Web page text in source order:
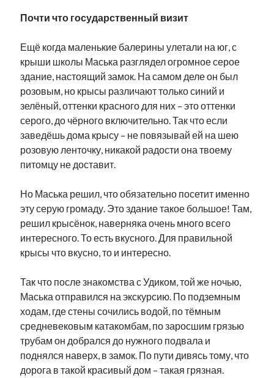
Образование
Фотографии
Экономика
Эстония и Россия
Юмор
Метки
radio narva
ансиппиада безработица видео война
в поисках здравого смысла выборы высказывание
евросоюз интервью история кабинетные истории
катри райк кая каллас книга маська
обучение эстонскому
парламент партия поводырь
подкаст потеряны данные пресса программа
рийгикогу россия русский роман
русскоязычное образование сми ссср стенограмма
т.х. ильвес танк фотоотчет экономика экономика эстонии
эстония эстонский язык
Почти что государственный визит
Ещё когда маленькие балерины улетали на юг, с
крыши школы Маська разглядел огромное серое
здание, настоящий замок. На самом деле он был
розовым, но крысы различают только синий и
зелёный, оттенки красного для них – это оттенки
серого, до чёрного включительно. Так что если
заведёшь дома крысу – не повязывай ей на шею
розовую ленточку, никакой радости она твоему
питомцу не доставит.
Но Маська решил, что обязательно посетит именно
эту серую громаду. Это здание такое большое! Там,
решил крысёнок, наверняка очень много всего
интересного. То есть вкусного. Для правильной
крысы что вкусно, то и интересно.
Так что после знакомства с Удиком, той же ночью,
Маська отправился на экскурсию. По подземным
ходам, где стены сочились водой, по тёмным
средневековым катакомбам, по заросшим грязью
трубам он добрался до нужного подвала и
поднялся наверх, в замок. По пути дивясь тому, что
дорога в такой красивый дом – такая грязная.